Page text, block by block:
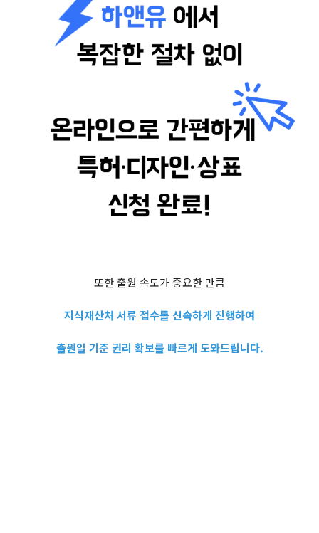
또한 출원 속도가 중요한 만큼
지식재산처 서류 접수를 신속하게 진행하여
출원일 기준 권리 확보를 빠르게 도와드립니다.